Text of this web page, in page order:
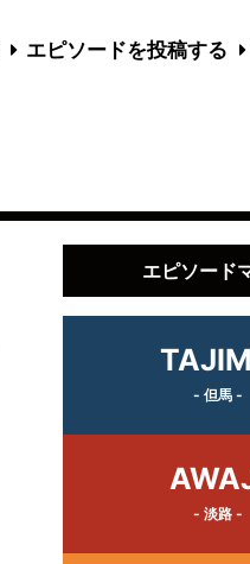
エピソードを投稿する
エピソード
- 但馬 -
- 淡路 -